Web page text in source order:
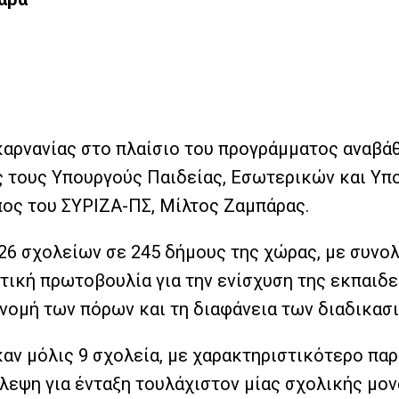
στο πλαίσιο του προγράμματος
τους Υπουργούς Παιδείας, Εσωτερικών και
του ΣΥΡΙΖΑ-ΠΣ, Μίλτος Ζαμπάρας.
σχολείων σε 245 δήμους της χώρας, με
πρωτοβουλία για την ενίσχυση της
των πόρων και τη διαφάνεια των
μόλις 9 σχολεία, με χαρακτηριστικότερο
για ένταξη τουλάχιστον μίας σχολικής